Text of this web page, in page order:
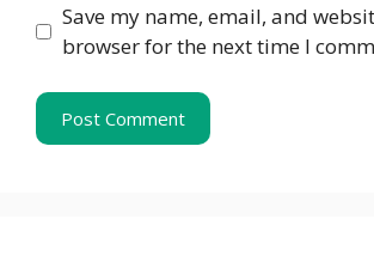
Save my name, email, and
browser for the next time I